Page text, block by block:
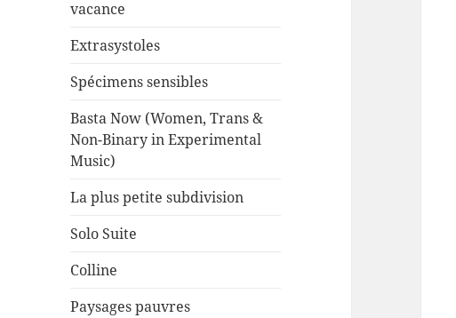
vacance
Extrasystoles
Spécimens sensibles
Basta Now (Women, Trans &
Non-Binary in Experimental
Music)
La plus petite subdivision
Solo Suite
Colline
Paysages pauvres